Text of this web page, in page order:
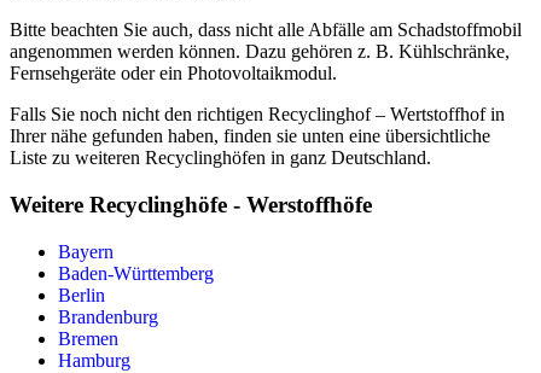
Bitte beachten Sie auch, dass nicht alle Abfälle am Schadstoffmobil
angenommen werden können. Dazu gehören z. B. Kühlschränke,
Fernsehgeräte oder ein Photovoltaikmodul.
Falls Sie noch nicht den richtigen Recyclinghof – Wertstoffhof in
Ihrer nähe gefunden haben, finden sie unten eine übersichtliche
Liste zu weiteren Recyclinghöfen in ganz Deutschland.
Weitere Recyclinghöfe - Werstoffhöfe
Bayern
Baden-Württemberg
Berlin
Brandenburg
Bremen
Hamburg